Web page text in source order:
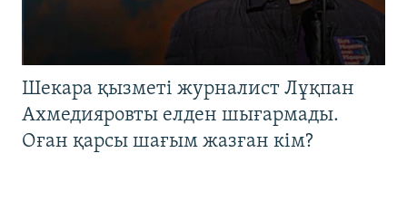
Шекара қызметі журналист Лұқпан
Ахмедияровты елден шығармады.
Оған қарсы шағым жазған кім?